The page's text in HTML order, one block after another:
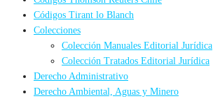
Códigos Tirant lo Blanch
Colecciones
Colección Manuales Editorial Jurídica
Colección Tratados Editorial Jurídica
Derecho Administrativo
Derecho Ambiental, Aguas y Minero